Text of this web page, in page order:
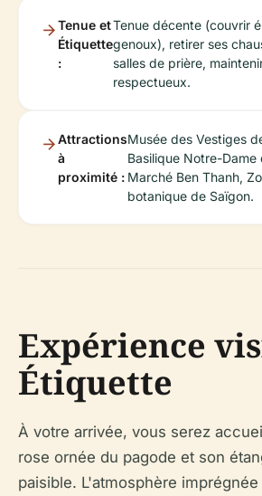
Tenue et
Étiquette
:
Tenue décente (couvrir
genoux), retirer ses
salles de prière,
respectueux.
Attractions
à
proximité :
Musée des Vestiges
Basilique Notre-Dame
Marché Ben Thanh,
botanique de Saïgon.
Expérience
Étiquette
À votre arrivée, vous serez
rose ornée du pagode et son
paisible. L'atmosphère